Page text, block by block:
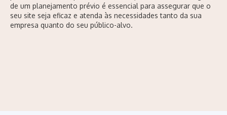
de um planejamento prévio é essencial para assegurar que o
seu site seja eficaz e atenda às necessidades tanto da sua
empresa quanto do seu público-alvo.